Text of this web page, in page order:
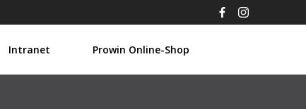
Intranet Prowin Online-Shop